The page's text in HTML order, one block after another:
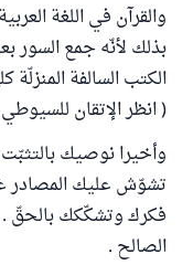
والقرآن في اللغة
بذلك لأنّه جمع السور
الكتب السالفة المنزلّة
( انظر الإتقان للسيوطي 1/162 - 163 )
وأخيرا نوصيك
تشوّش عليك المصادر
فكرك وتشكّكك بالحقّ .
الصالح .